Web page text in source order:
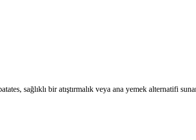
sağlıklı bir atıştırmalık veya ana yemek alternatifi